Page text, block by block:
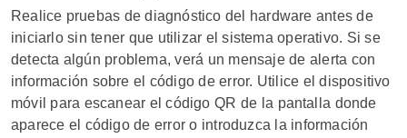
Realice pruebas de diagnóstico del hardware antes de
iniciarlo sin tener que utilizar el sistema operativo. Si se
detecta algún problema, verá un mensaje de alerta con
información sobre el código de error. Utilice el dispositivo
móvil para escanear el código QR de la pantalla donde
aparece el código de error o introduzca la información